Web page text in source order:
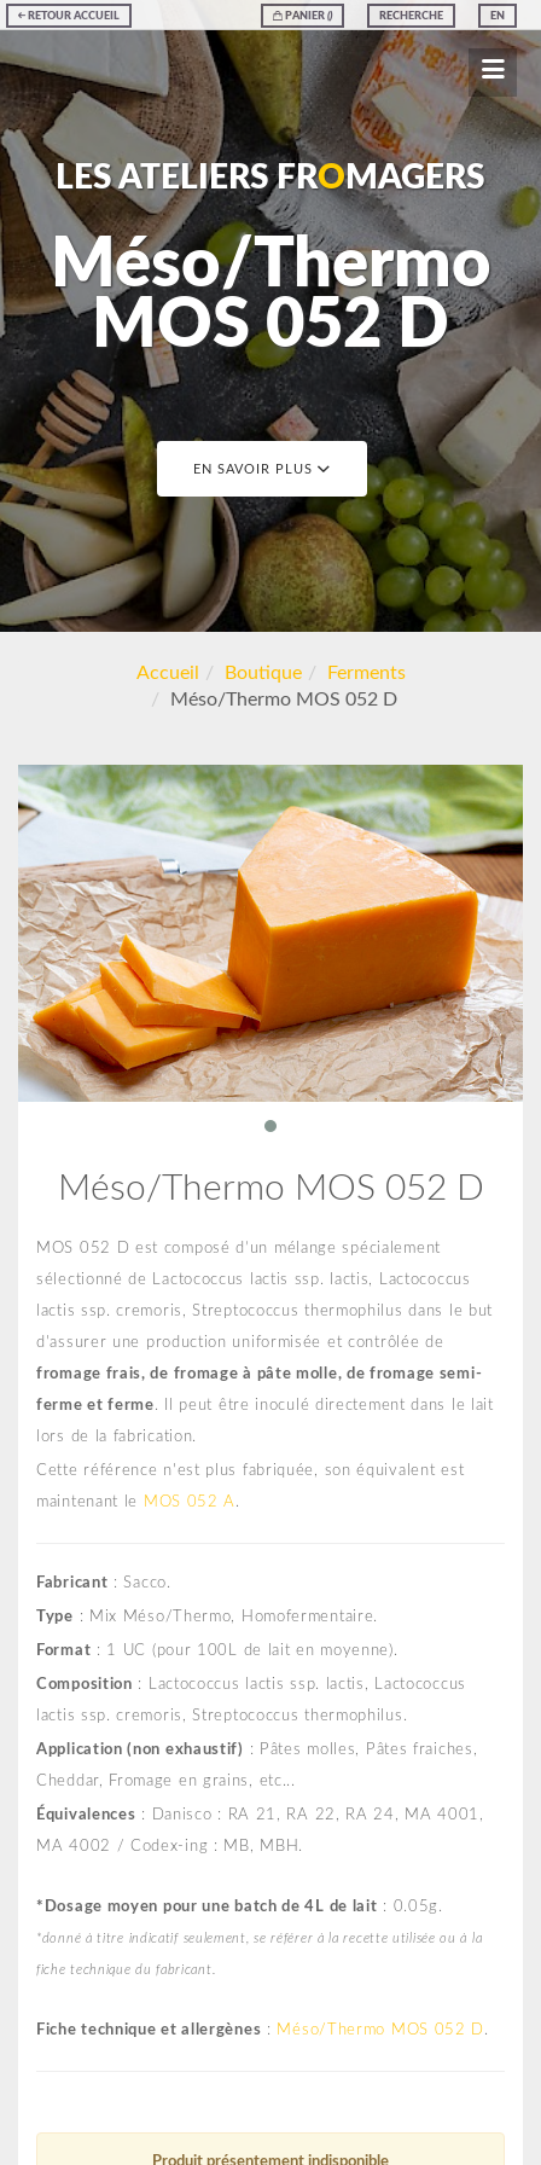
EN
RECHERCHE
PANIER ()
RETOUR ACCUEIL
LES ATELIERS FROMAGERS
Méso/Thermo
MOS 052 D
EN SAVOIR PLUS
Accueil Boutique
Ferments
Méso/Thermo MOS 052 D
Méso/Thermo MOS 052 D
MOS 052 D est composé d’un mélange spécialement
sélectionné de Lactococcus lactis ssp. lactis, Lactococcus
lactis ssp. cremoris, Streptococcus thermophilus dans le but
d'assurer une production uniformisée et contrôlée de
fromage frais, de fromage à pâte molle, de fromage semi-
ferme et ferme. Il peut être inoculé directement dans le lait
lors de la fabrication.
Cette référence n'est plus fabriquée, son équivalent est
maintenant le
MOS 052 A.
Fabricant : Sacco.
Type : Mix Méso/Thermo, Homofermentaire.
Format : 1 UC (pour 100L de lait en moyenne).
Composition : Lactococcus lactis ssp. lactis, Lactococcus
lactis ssp. cremoris, Streptococcus thermophilus.
Application (non exhaustif)
: Pâtes molles, Pâtes fraiches,
Cheddar, Fromage en grains, etc...
Équivalences : Danisco : RA 21, RA 22, RA 24, MA 4001,
MA 4002 / Codex-ing : MB, MBH.
* Dosage moyen pour une batch de 4L de lait : 0.05g.
*donné à titre indicatif seulement, se référer à la recette utilisée ou à la
fiche technique du fabricant.
Fiche technique et allergènes : Méso/Thermo MOS 052 D .
Produit présentement indisponible